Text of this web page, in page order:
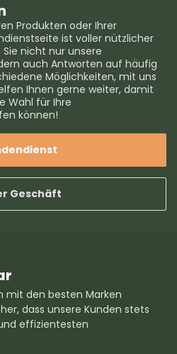
Produkten oder Ihrer
ist voller nützlicher
nicht nur unsere
auch Antworten auf häufig
Möglichkeiten, mit uns
Ihnen gerne weiter, damit
Wahl für Ihre
können!
Geschäft
mit den besten Marken
dass unsere Kunden stets
effizientesten